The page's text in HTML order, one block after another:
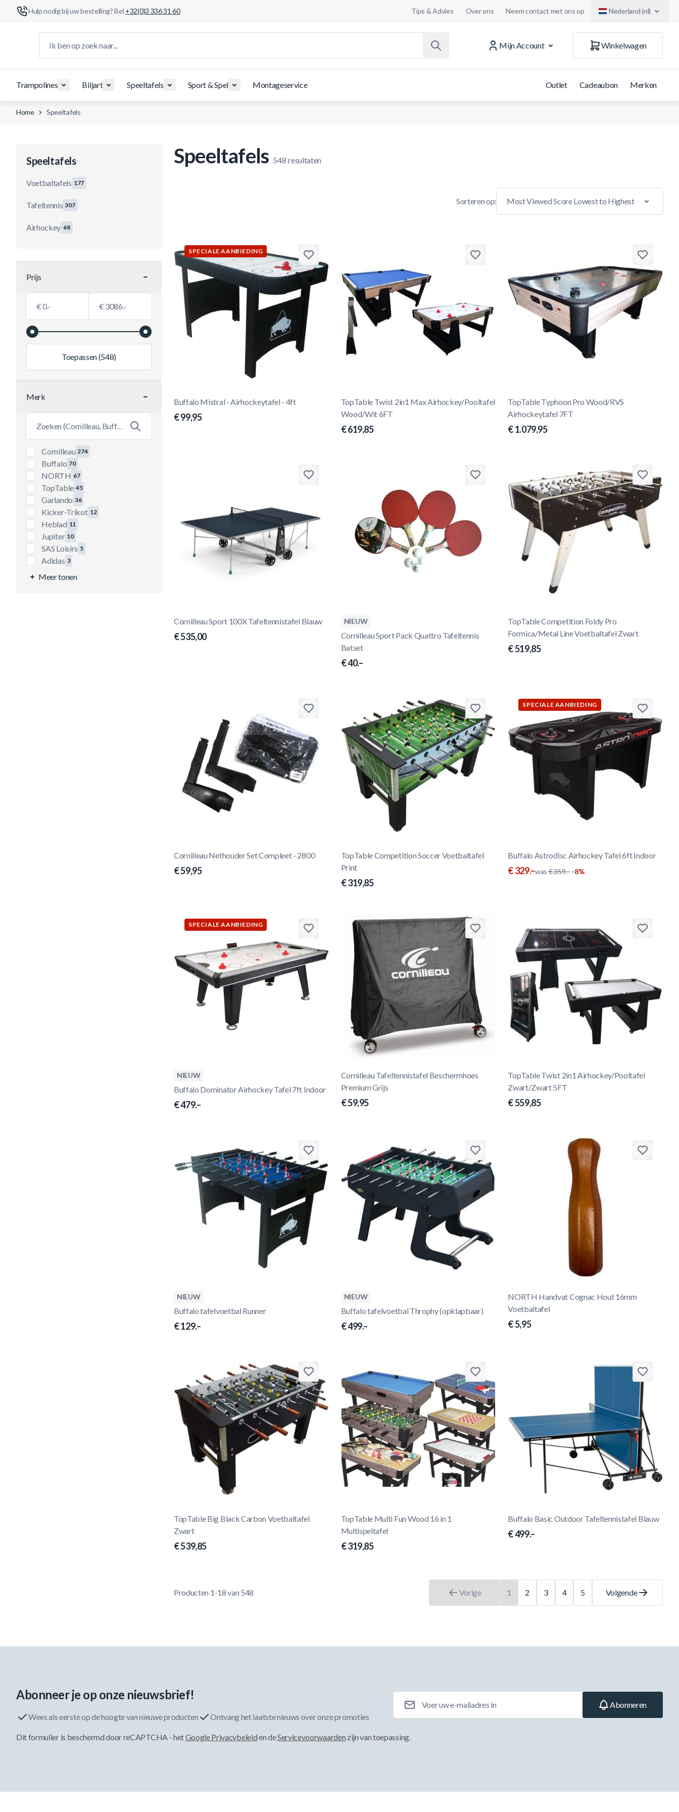
Hulp nodig bij uw bestelling? Bel +32(0)3 336 31 60 Tips & Advies Over ons Neem contact met ons op Nederland (nl)
Mijn Account
Winkelwagen
Trampolines Biljart Speeltafels Sport & Spel Montageservice Outlet Cadeaubon Merken
Home Speeltafels
Prijs
€ €
Toepassen(548)
Merk
Cornilleau 274
producten beschikbaar
Buffalo 70
producten beschikbaar
NORTH 67
producten beschikbaar
TopTable 45
producten beschikbaar
Garlando 36
producten beschikbaar
Kicker-Trikot 12
producten beschikbaar
Heblad 11
producten beschikbaar
Jupiter 10
producten beschikbaar
SAS Loisirs 5
producten beschikbaar
Adidas 3
producten beschikbaar
Meer tonen
Speeltafels
Voetbaltafels 177
Tafeltennis 307
Airhockey 68
Speeltafels 548 resultaten
Sorteren op:
SPECIALE AANBIEDING
Buffalo Mistral - Airhockeytafel - 4ft
€ 99,95
TopTable Twist 2in1 Max Airhockey/Pooltafel
Wood/Wit 6FT
€ 619,85
TopTable Typhoon Pro Wood/RVS
Airhockeytafel 7FT
€ 1.079,95
Cornilleau Sport 100X Tafeltennistafel Blauw
€ 535,00
NIEUW
Cornilleau Sport Pack Quattro Tafeltennis
Batset
€ 40.–
TopTable Competition Foldy Pro
Formica/Metal Line Voetbaltafel Zwart
€ 519,85
Cornilleau Nethouder Set Compleet - 2800
€ 59,95
TopTable Competition Soccer Voetbaltafel
Print
€ 319,85
SPECIALE AANBIEDING
Buffalo Astrodisc Airhockey Tafel 6ft Indoor
€ 329.–was € 359.–-8%
SPECIALE AANBIEDING
NIEUW
Buffalo Dominator Airhockey Tafel 7ft Indoor
€ 479.–
Cornilleau Tafeltennistafel Beschermhoes
Premium Grijs
€ 59,95
TopTable Twist 2in1 Airhockey/Pooltafel
Zwart/Zwart 5FT
€ 559,85
NIEUW
Buffalo tafelvoetbal Runner
€ 129.–
NIEUW
Buffalo tafelvoetbal Throphy (opklapbaar)
€ 499.–
NORTH Handvat Cognac Hout 16mm
Voetbaltafel
€ 5,95
TopTable Big Black Carbon Voetbaltafel
Zwart
€ 539,85
TopTable Multi Fun Wood 16 in 1
Multispeltafel
€ 319,85
Buffalo Basic Outdoor Tafeltennistafel Blauw
€ 499.–
Producten 1-18van 548 Vorige
U leest momenteel pagina
1
Pagina
2
Pagina
3
Pagina
4
Pagina
5 Volgende
Abonneer je op onze nieuwsbrief!
Wees als eerste op de hoogte van nieuwe producten Ontvang het laatste nieuws over onze promoties
Abonneren
Dit formulier is beschermd door reCAPTCHA - hetGoogle Privacybeleiden deServicevoorwaarden zijn van toepassing.